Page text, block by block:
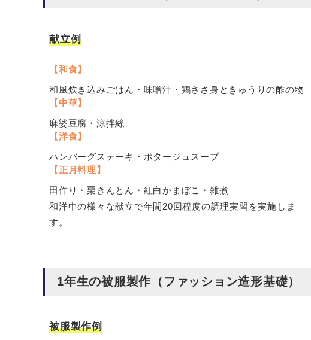
献立例
【和食】
和風炊き込みごはん・味噌汁・鶏ささ身ときゅうりの酢の物
【中華】
麻婆豆腐・涼拌絲
【洋食】
ハンバーグステーキ・ポタージュスープ
【正月料理】
田作り・栗きんとん・紅白かまぼこ・雑煮
和洋中の様々な献立で年間20回程度の調理実習を実施しま
す。
1年生の被服製作（ファッション造形基礎）
被服製作例